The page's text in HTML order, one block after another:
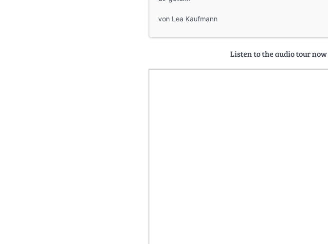
von Lea Kaufmann
Listen to the audio tour